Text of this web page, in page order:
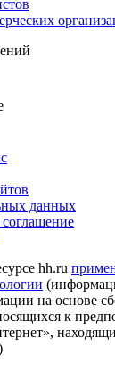
данных
соглашение
hh.ru
на основе
к